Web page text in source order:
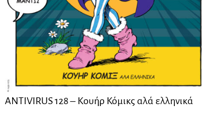
ANTIVIRUS 128 – Kουήρ Κόμικς αλά ελληνικά